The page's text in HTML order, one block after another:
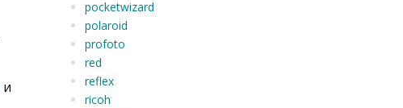
и
pocketwizard
polaroid
profoto
red
reflex
ricoh